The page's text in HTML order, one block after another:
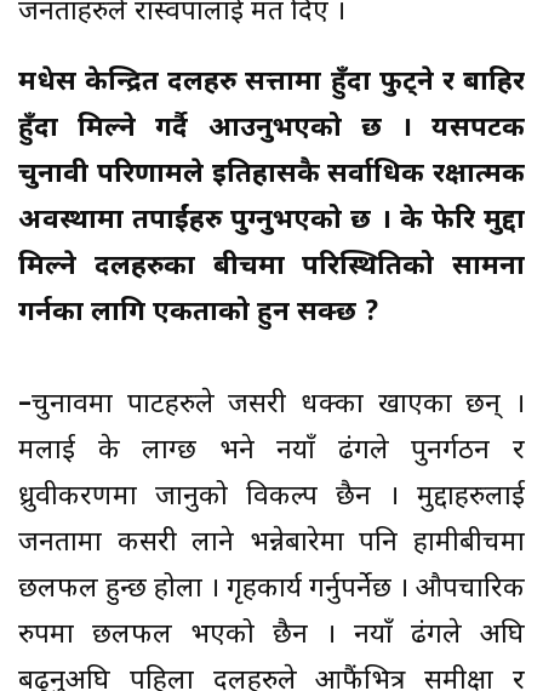
जनताहरुले रास्वपालाई मत दिए ।
मधेस केन्द्रित दलहरु सत्तामा हुँदा फुट्ने र बाहिर
हुँदा मिल्ने गर्दै आउनुभएको छ । यसपटक
चुनावी परिणामले इतिहासकै सर्वाधिक रक्षात्मक
अवस्थामा तपाईंहरु पुग्नुभएको छ । के फेरि मुद्दा
मिल्ने दलहरुका बीचमा परिस्थितिको सामना
गर्नका लागि एकताको हुन सक्छ ?
–चुनावमा पार्टीहरुले जसरी धक्का खाएका छन् ।
मलाई के लाग्छ भने नयाँ ढंगले पुनर्गठन र
ध्रुवीकरणमा जानुको विकल्प छैन । मुद्दाहरुलाई
जनतामा कसरी लाने भन्नेबारेमा पनि हामीबीचमा
छलफल हुन्छ होला । गृहकार्य गर्नुपर्नेछ । औपचारिक
रुपमा छलफल भएको छैन । नयाँ ढंगले अघि
बढ्नुअघि पहिला दलहरुले आफैंभित्र समीक्षा र